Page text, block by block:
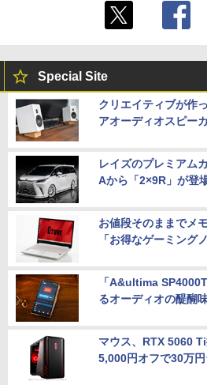
Special Site
クリエイティブが作
アオーディオスピー
レイズのプレミアム
Aから「2×9R」が登
お値段そのままでメ
「お得なゲーミング
「A&ultima
るオーディオの醍醐
マウス、RTX 5060
5,000円オフで30万円